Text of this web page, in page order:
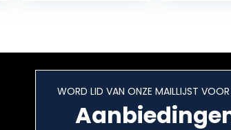
WORD LID VAN ONZE MAILLIJST VOOR